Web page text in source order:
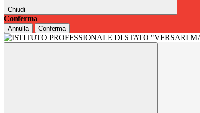
Chiudi
Conferma
Annulla Conferma